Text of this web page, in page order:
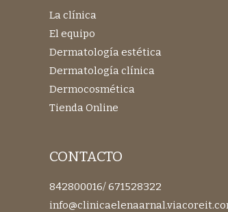
La clínica
El equipo
Dermatología estética
Dermatología clínica
Dermocosmética
Tienda Online
CONTACTO
842800016/671528322